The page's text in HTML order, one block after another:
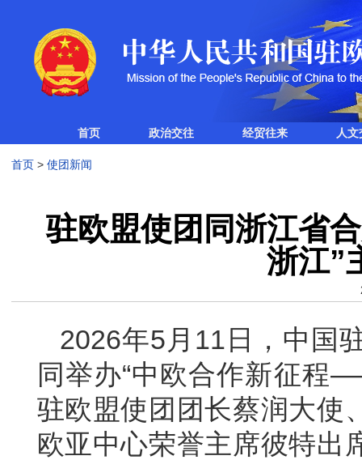
首页 政治交往 经贸往来 人
首页> 使团新闻
驻欧盟使团同浙江省
浙江”
2026年5月11日，中国
同举办“中欧合作新征程
驻欧盟使团团长蔡润大使
欧亚中心荣誉主席彼特出